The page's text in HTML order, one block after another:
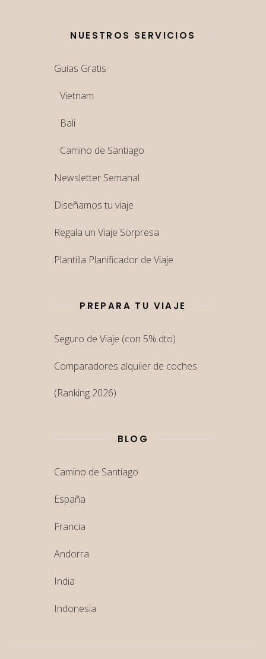
NUESTROS SERVICIOS
Guías Gratis
Vietnam
Bali
Camino de Santiago
Newsletter Semanal
Diseñamos tu viaje
Regala un Viaje Sorpresa
Plantilla Planificador de Viaje
PREPARA TU VIAJE
Seguro de Viaje (con 5% dto)
Comparadores alquiler de coches
(Ranking 2026)
BLOG
Camino de Santiago
España
Francia
Andorra
India
Indonesia